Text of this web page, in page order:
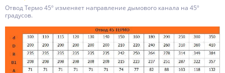
Отвод Термо 45º изменяет направление дымового канала на 45º
градусов.